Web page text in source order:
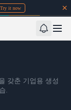
Try it now
갖춘 기업용 생성
.